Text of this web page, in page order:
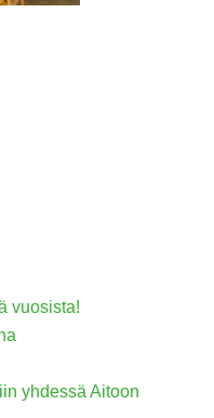
vuosista!
yhdessä Aitoon